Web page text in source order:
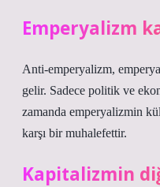
Emperyalizm
Anti-emperyalizm,
gelir. Sadece politik ve
zamanda emperyalizmin
karşı bir muhalefettir.
Kapitalizmin